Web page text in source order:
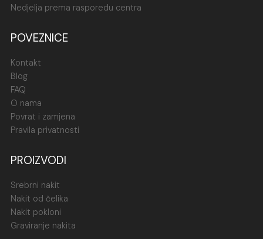
Nedjelja prema rasporedu centra
POVEZNICE
Kontakt
Blog
FAQ
O nama
Povrat i zamjena
Pravila privatnosti
PROIZVODI
Srebrni nakit
Nakit od čelika
Nakit pokloni
Graviranje nakita